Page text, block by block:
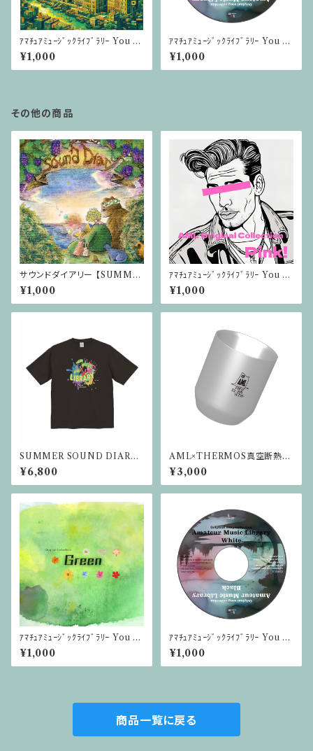
ｱﾏﾁｭｱﾐｭｰｼﾞｯｸﾗｲﾌﾞﾗﾘｰ You T
ubeアルバム CD版【Yellow】
¥1,000
ｱﾏﾁｭｱﾐｭｰｼﾞｯｸﾗｲﾌﾞﾗﾘｰ You T
ubeアルバム CD版【White&Bl
ack】
¥1,000
その他の商品
サウンドダイアリー 【SUMME
R SOUND DIARY 2025イベ
ントソング】
¥1,000
ｱﾏﾁｭｱﾐｭｰｼﾞｯｸﾗｲﾌﾞﾗﾘｰ You T
ubeアルバム CD版【Pink】
¥1,000
SUMMER SOUND DIARY
2025 ビッグシルエットTシャ
ツ 9.1オンス（スミ）
¥6,800
AML×THERMOS真空断熱カ
ップ 280ml
¥3,000
ｱﾏﾁｭｱﾐｭｰｼﾞｯｸﾗｲﾌﾞﾗﾘｰ You T
ubeアルバム CD版【Green】
¥1,000
ｱﾏﾁｭｱﾐｭｰｼﾞｯｸﾗｲﾌﾞﾗﾘｰ You T
ubeアルバム CD版【White&Bl
ack】
¥1,000
商品一覧に戻る